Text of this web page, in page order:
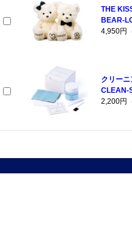
THE
BEAR-
4,950円
クリー
CLEAN-
2,200円